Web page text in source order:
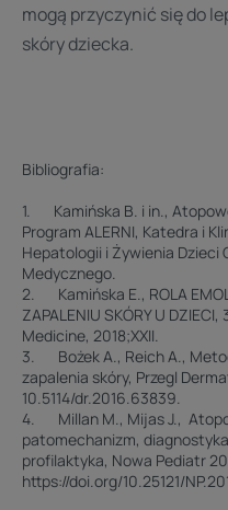
mogą przyczynić się do
skóry dziecka.
Bibliografia:
1. Kamińska B. i in.,
Program ALERNI, Katedra i
Hepatologii i Żywienia
Medycznego.
2. Kamińska E., ROLA
ZAPALENIU SKÓRY U
Medicine, 2018;XXII.
3. Bożek A., Reich A.,
zapalenia skóry, Przegl
10.5114/dr.2016.63839.
4. Millan M., Mijas J.,
patomechanizm,
profilaktyka, Nowa Pediatr
https://doi.org/10.25121/